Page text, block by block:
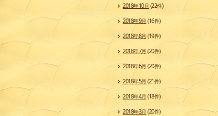
2018年10月 (22件)
2018年9月 (16件)
2018年8月 (19件)
2018年7月 (20件)
2018年6月 (20件)
2018年5月 (21件)
2018年4月(18件)
2018年3月 (20件)